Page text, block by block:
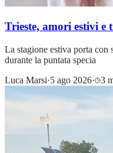
Trieste, amori estivi
La stagione estiva porta con
durante la puntata specia
Luca Marsi·5 ago 2026· 3